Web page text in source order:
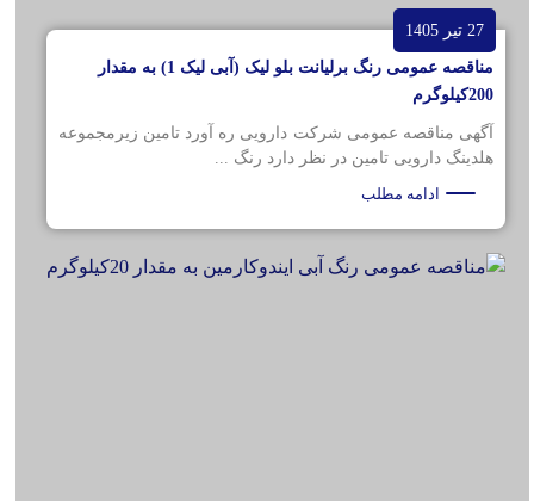
27 تیر 1405
مناقصه عمومی رنگ برلیانت بلو لیک (آبی لیک 1) به مقدار
200کیلوگرم
آگهی مناقصه عمومی شرکت دارویی ره آورد تامین زیرمجموعه
هلدینگ دارویی تامین در نظر دارد رنگ ...
ادامه مطلب